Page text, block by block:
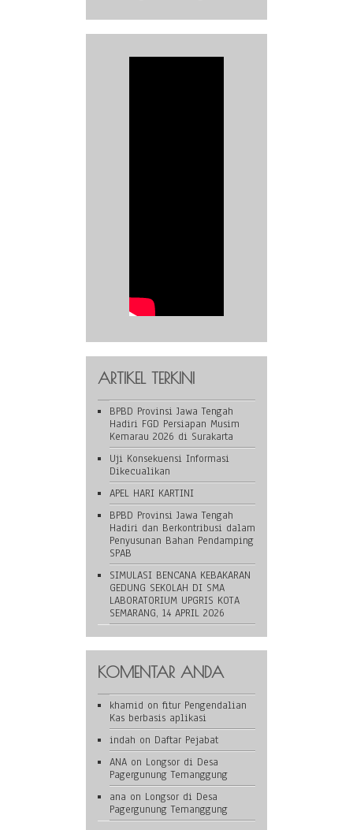
ARTIKEL TERKINI
BPBD Provinsi Jawa Tengah
Hadiri FGD Persiapan Musim
Kemarau 2026 di Surakarta
Uji Konsekuensi Informasi
Dikecualikan
APEL HARI KARTINI
BPBD Provinsi Jawa Tengah
Hadiri dan Berkontribusi dalam
Penyusunan Bahan Pendamping
SPAB
SIMULASI BENCANA KEBAKARAN
GEDUNG SEKOLAH DI SMA
LABORATORIUM UPGRIS KOTA
SEMARANG, 14 APRIL 2026
KOMENTAR ANDA
khamid on fitur Pengendalian
Kas berbasis aplikasi
indah on Daftar Pejabat
ANA on Longsor di Desa
Pagergunung Temanggung
ana on Longsor di Desa
Pagergunung Temanggung